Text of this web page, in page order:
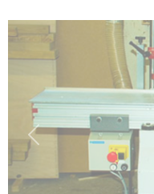
Previous